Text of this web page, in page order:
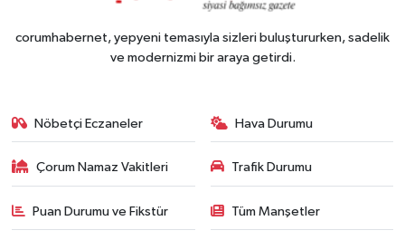
corumhabernet, yepyeni temasıyla sizleri buluştururken, sadelik
ve modernizmi bir araya getirdi.
Nöbetçi Eczaneler Hava Durumu
Çorum Namaz Vakitleri Trafik Durumu
Puan Durumu ve Fikstür Tüm Manşetler